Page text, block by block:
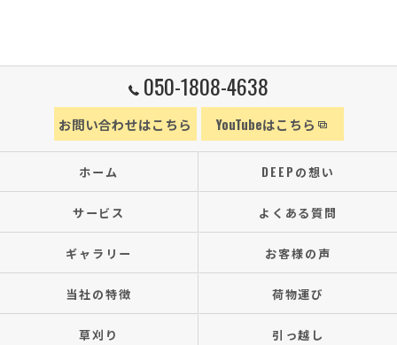
050-1808-4638
お問い合わせはこちら YouTubeはこちら
ホーム DEEPの想い
サービス よくある質問
ギャラリー お客様の声
当社の特徴 荷物運び
草刈り 引っ越し